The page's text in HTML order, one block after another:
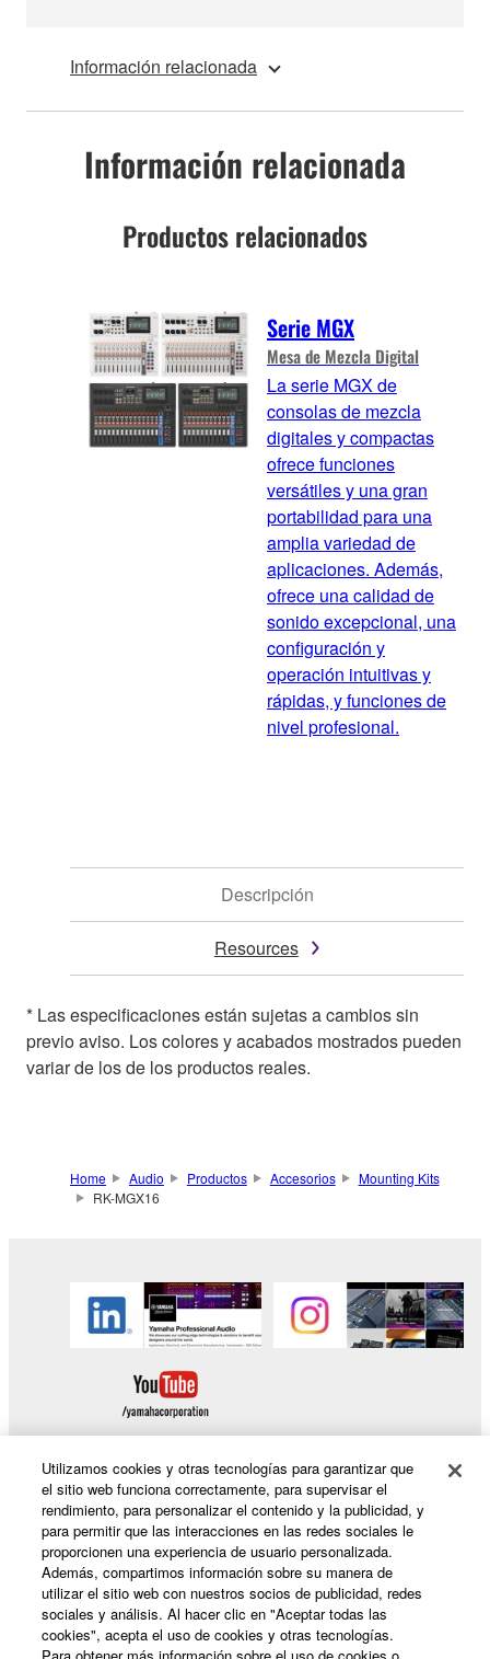
Información relacionada
Información relacionada
Productos relacionados
Serie MGX
Mesa de Mezcla Digital
La serie MGX de
consolas de mezcla
digitales y compactas
ofrece funciones
versátiles y una gran
portabilidad para una
amplia variedad de
aplicaciones. Además,
ofrece una calidad de
sonido excepcional, una
configuración y
operación intuitivas y
rápidas, y funciones de
nivel profesional.
Descripción
Resources
* Las especificaciones están sujetas a cambios sin
previo aviso. Los colores y acabados mostrados pueden
variar de los de los productos reales.
Home Audio Productos Accesorios
Mounting Kits
RK-MGX16
Productos y soluciones
Noticias
Utilizamos cookies y otras tecnologías para garantizar que
el sitio web funciona correctamente, para supervisar el
rendimiento, para personalizar el contenido y la publicidad, y
para permitir que las interacciones en las redes sociales le
proporcionen una experiencia de usuario personalizada.
Además, compartimos información sobre su manera de
utilizar el sitio web con nuestros socios de publicidad, redes
sociales y análisis. Al hacer clic en "Aceptar todas las
cookies", acepta el uso de cookies y otras tecnologías.